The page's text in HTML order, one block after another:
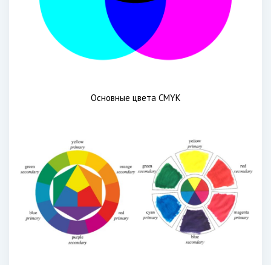
Основные цвета CMYK